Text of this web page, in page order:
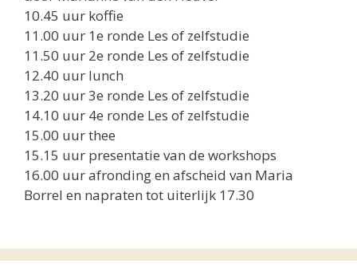
10.45 uur koffie
11.00 uur 1e ronde Les of zelfstudie
11.50 uur 2e ronde Les of zelfstudie
12.40 uur lunch
13.20 uur 3e ronde Les of zelfstudie
14.10 uur 4e ronde Les of zelfstudie
15.00 uur thee
15.15 uur presentatie van de workshops
16.00 uur afronding en afscheid van Maria
Borrel en napraten tot uiterlijk 17.30